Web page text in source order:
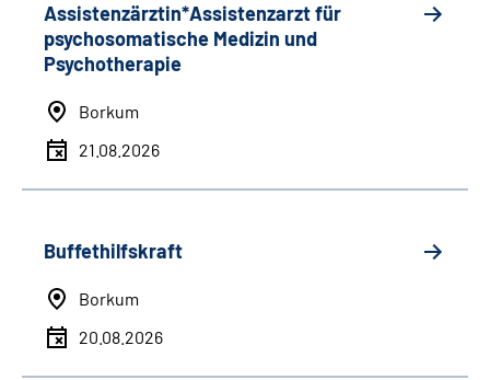
Assistenzärztin*Assistenzarzt für
psychosomatische Medizin und
Psychotherapie
Borkum
21.08.2026
Buffethilfskraft
Borkum
20.08.2026